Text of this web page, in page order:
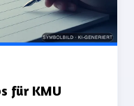
für KMU